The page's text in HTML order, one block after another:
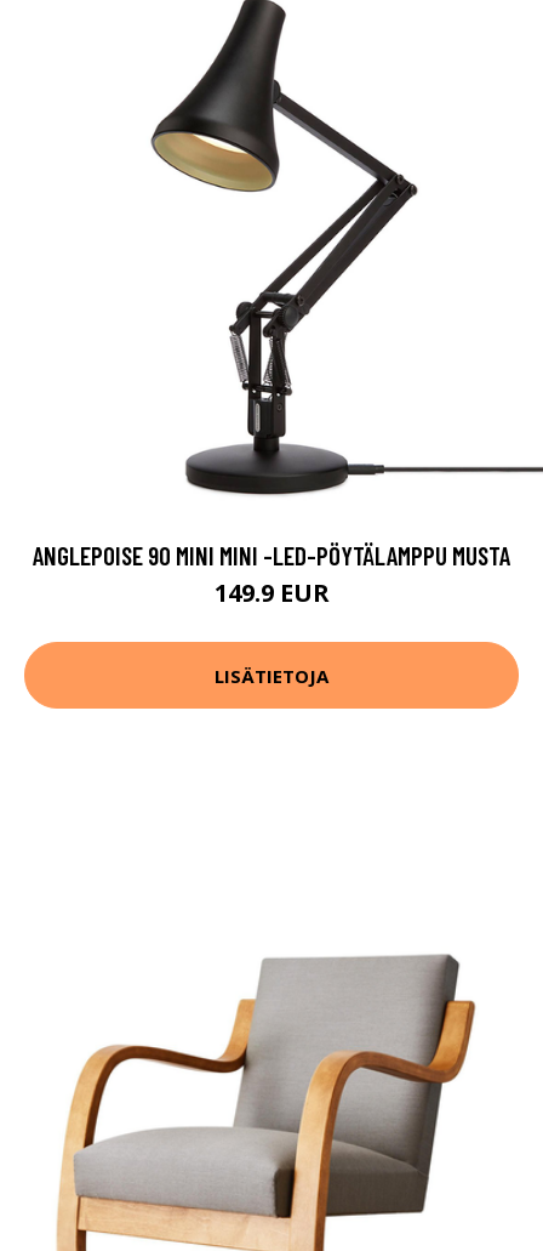
ANGLEPOISE 90 MINI MINI -LED-PÖYTÄLAMPPU MUSTA
149.9 EUR
LISÄTIETOJA